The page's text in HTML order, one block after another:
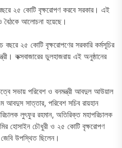
২৫ কোটি বৃক্ষরোপণ করবে সরকার। এই
বৈঠকে আলোচনা হয়েছে।
২৫ কোটি বৃক্ষরোপণের সরকারি কর্মসূচির
কক্সবাজারের ডুলহাজরায় এই অনুষ্ঠানের
সভায় পরিবেশ ও বনমন্ত্রী আবদুল আউয়াল
আবদুস সাত্তার, পরিবেশ সচিব রায়হান
লুৎফুর রহমান, অতিরিক্ত মহাপরিচালক
হোসাইন চৌধুরী ও ২৫ কোটি বৃক্ষরোপণ
উপস্থিত ছিলেন।